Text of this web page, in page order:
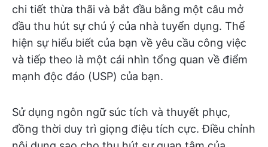
chi tiết thừa thãi và bắt đầu bằng một câu mở
đầu thu hút sự chú ý của nhà tuyển dụng. Thể
hiện sự hiểu biết của bạn về yêu cầu công việc
và tiếp theo là một cái nhìn tổng quan về điểm
mạnh độc đáo (USP) của bạn.
Sử dụng ngôn ngữ súc tích và thuyết phục,
đồng thời duy trì giọng điệu tích cực. Điều chỉnh